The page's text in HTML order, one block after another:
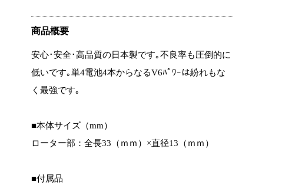
商品概要
安心･安全･高品質の日本製です｡不良率も圧倒的に
低いです｡単4電池4本からなるV6ﾊﾟﾜｰは紛れもな
く最強です｡
■本体サイズ（mm）
ローター部：全長33（ｍｍ）×直径13（ｍｍ）
■付属品